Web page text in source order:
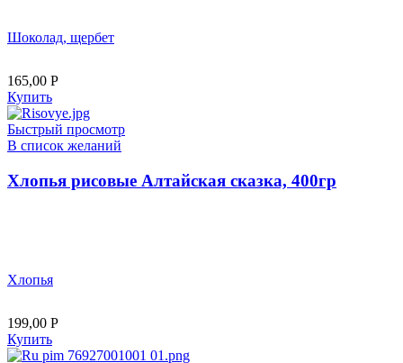
Шоколад, щербет
165,00 Р
Купить
Быстрый просмотр
В список желаний
Хлопья рисовые Алтайская сказка, 400гр
Хлопья
199,00 Р
Купить